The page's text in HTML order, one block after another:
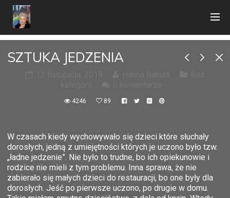
SZTUKA JEDZENIA
4246 89
W czasach kiedy wychowywało się dzieci które słuchały
dorosłych, jedną z umiejętności których je uczono było tzw.
„ładne jedzenie”. Nie było to trudne, bo ich opiekunowie i
rodzice nie mieli z tym problemu. Inna sprawa, że nie
zabierało się małych dzieci do restauracji, bo one były dla
dorosłych. Jeść po pierwsze uczono, po drugie w domu.